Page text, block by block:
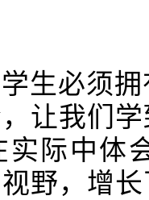
生必须
让我们
实际中体
野，增